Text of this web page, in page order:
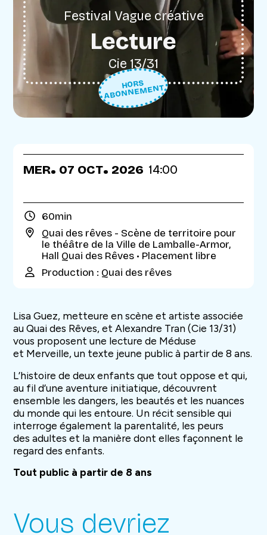
Festival Vague créative
Lecture
Cie 13/31
HORS
ABONNEMENT
MER. 07 OCT. 2026 14:00
60min
Quai des rêves - Scène de territoire pour
le théâtre de la Ville de Lamballe-Armor,
Hall Quai des Rêves• Placement libre
Production : Quai des rêves
Lisa Guez, metteure en scène et artiste associée
au Quaides Rêves, et Alexandre Tran(Cie 13/31)
vous proposent une lecture de Méduse
et Merveille, un texte jeune public à partir de 8 ans.
L’histoire de deux enfants que tout oppose et qui,
au fild’une aventure initiatique, découvrent
ensemble les dangers, les beautés et les nuances
du monde qui les entoure. Un récit sensible qui
interroge également la parentalité, les peurs
des adultes et la manière dont elles façonnent le
regarddes enfants.
Tout public à partir de 8 ans
Vous devriez